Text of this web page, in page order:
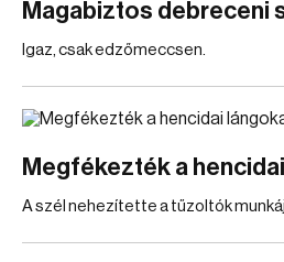
Magabiztos debreceni
Igaz, csak edzőmeccsen.
Megfékezték a
A szél nehezítette a tűzoltók